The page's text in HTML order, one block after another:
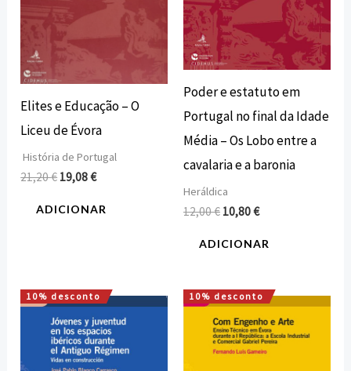
Elites e Educação – O
Liceu de Évora
História de Portugal
21,20€ 19,08€
ADICIONAR
Poder e estatuto em
Portugal no final da Idade
Média – Os Lobo entre a
cavalaria e a baronia
Heráldica
12,00€ 10,80€
ADICIONAR
10% desconto
O
preço
original
era:
12,00 €.
O
preço
atual
é:
10,80 €.
10% desconto
O
preço
original
era:
O
preço
atual
é: